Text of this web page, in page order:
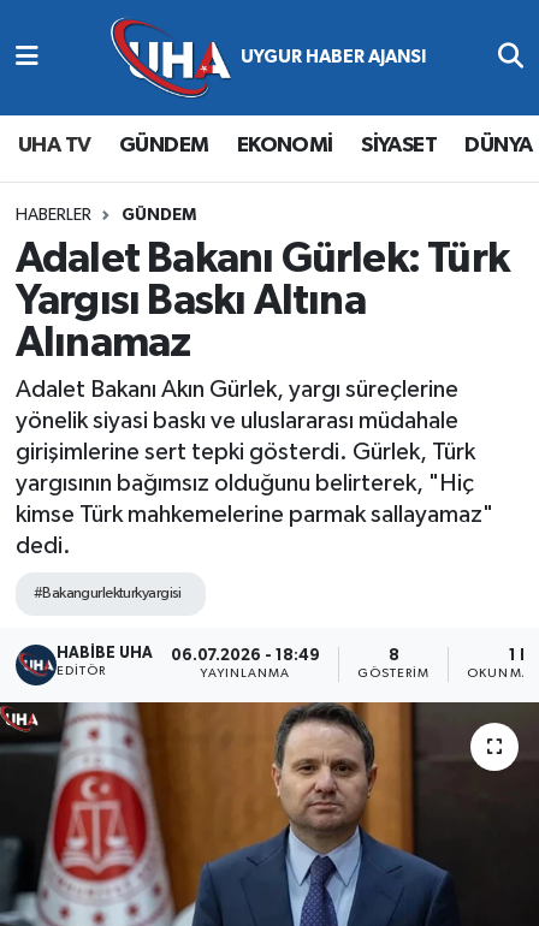
UHA TV GÜNDEM EKONOMİ SİYASET DÜNYA
HABERLER GÜNDEM
Adalet Bakanı Gürlek: Türk
Yargısı Baskı Altına
Alınamaz
Adalet Bakanı Akın Gürlek, yargı süreçlerine
yönelik siyasi baskı ve uluslararası müdahale
girişimlerine sert tepki gösterdi. Gürlek, Türk
yargısının bağımsız olduğunu belirterek, "Hiç
kimse Türk mahkemelerine parmak sallayamaz"
dedi.
#Bakangurlekturkyargisi
HABİBE UHA
EDITÖR
06.07.2026 - 18:49
YAYINLANMA
8
GÖSTERIM OKUNMA
Abone Ol
Gündem
Ekonomi
Magazin
Siyaset
Spor
Yaşam
Nöbetçi Eczaneler
Hava Durumu
Namaz Vakitleri
Trafik Durumu
Süper Lig Puan Durumu ve Fikstür
Tüm Manşetler
Son Dakika Haberleri
Haber Arşivi